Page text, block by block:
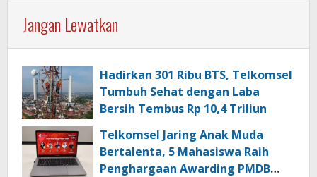
Jangan Lewatkan
Hadirkan 301 Ribu BTS, Telkomsel
Tumbuh Sehat dengan Laba
Bersih Tembus Rp 10,4 Triliun
Telkomsel Jaring Anak Muda
Bertalenta, 5 Mahasiswa Raih
Penghargaan Awarding PMDB